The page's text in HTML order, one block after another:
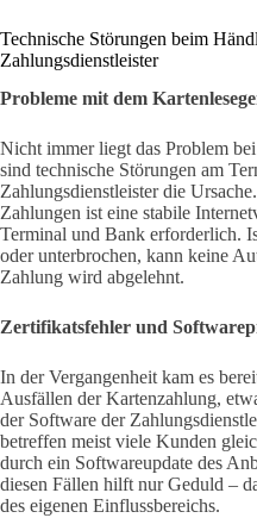
Technische Störungen beim
Zahlungsdienstleister
Probleme mit dem
Nicht immer liegt das Problem
sind technische Störungen am
Zahlungsdienstleister die
Zahlungen ist eine stabile
Terminal und Bank erforderlich.
oder unterbrochen, kann keine
Zahlung wird abgelehnt.
Zertifikatsfehler und
In der Vergangenheit kam es
Ausfällen der Kartenzahlung,
der Software der
betreffen meist viele Kunden
durch ein Softwareupdate des
diesen Fällen hilft nur Geduld –
des eigenen Einflussbereichs.